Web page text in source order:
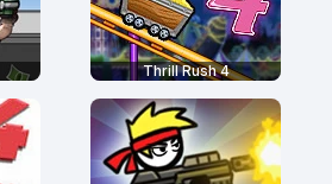
Thrill Rush 4